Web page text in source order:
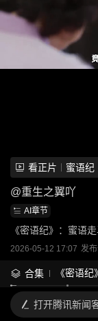
看正片 蜜语纪
@重生之翼吖
AI章节
《密语纪》：蜜语
2026-05-12 17:07 发
合集 《密语纪
打开腾讯新闻